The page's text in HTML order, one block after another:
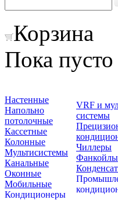
Корзина
Пока пусто
Настенные
Напольно
потолочные
Кассетные
Колонные
Мультисистемы
Канальные
Оконные
Мобильные
Кондиционеры
VRF и
системы
Чиллеры
Фанкойлы